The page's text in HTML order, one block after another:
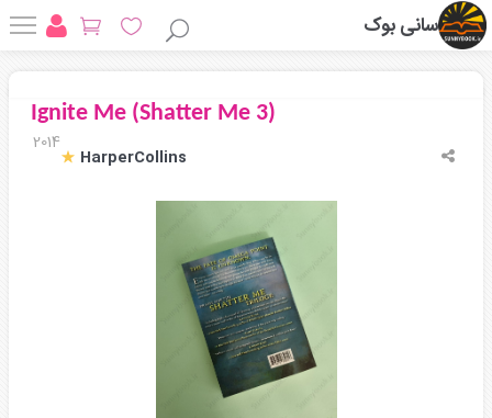
سانی بوک
Ignite Me (Shatter Me 3)
2014
HarperCollins